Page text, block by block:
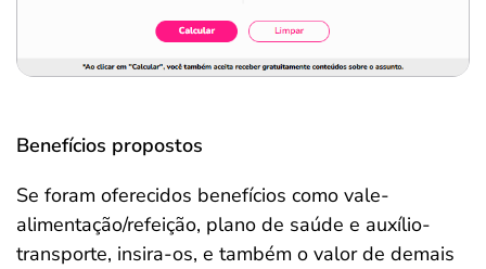
Benefícios propostos
Se foram oferecidos benefícios como vale-
alimentação/refeição, plano de saúde e auxílio-
transporte, insira-os, e também o valor de demais